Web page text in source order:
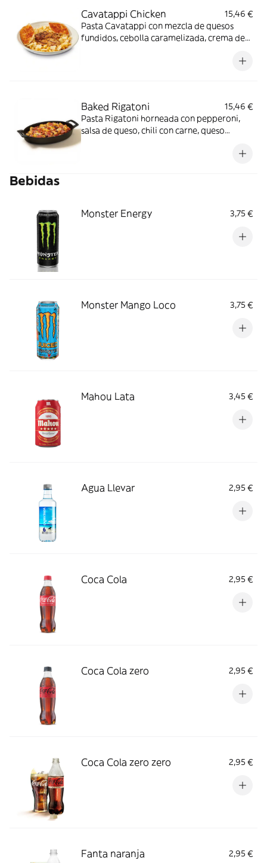
Cavatappi Chicken
15,46 €
Pasta Cavatappi con mezcla de quesos
fundidos, cebolla caramelizada, crema de
Baked Rigatoni
15,46 €
Pasta Rigatoni horneada con pepperoni,
salsa de queso, chili con carne, queso
Bebidas
Monster Energy 3,75 €
Monster Mango Loco 3,75 €
Mahou Lata 3,45 €
Agua Llevar 2,95 €
Coca Cola 2,95 €
Coca Cola zero 2,95 €
Coca Cola zero zero 2,95 €
Fanta naranja 2,95 €